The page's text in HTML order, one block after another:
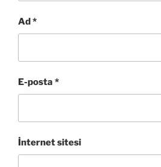
Ad*
E-posta *
İnternet sitesi